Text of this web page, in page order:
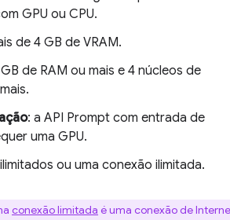
GPU ou CPU.
de 4 GB de VRAM.
GB de RAM ou mais e 4 núcleos de
: a API Prompt com entrada de
uma GPU.
ou uma conexão ilimitada.
conexão limitada é uma conexão de